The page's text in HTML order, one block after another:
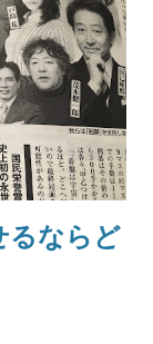
るならど